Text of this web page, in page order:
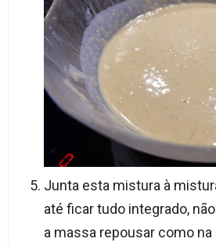
Junta esta mistura à
até ficar tudo integrado,
a massa repousar como na